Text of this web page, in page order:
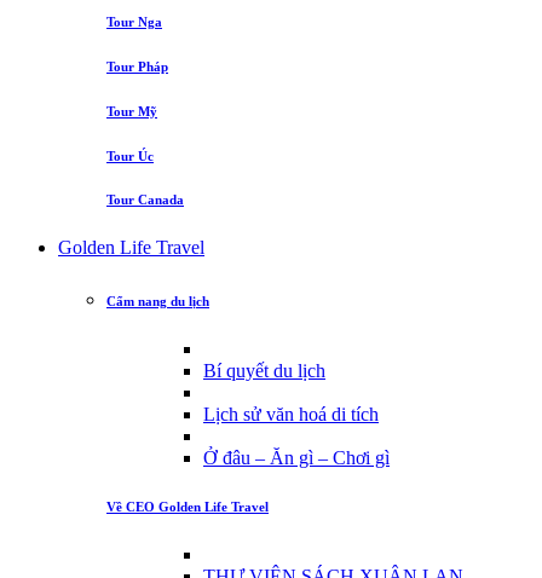
Tour Nga
Tour Pháp
Tour Mỹ
Tour Úc
Tour Canada
Golden Life Travel
Cẩm nang du lịch
Bí quyết du lịch
Lịch sử văn hoá di tích
Ở đâu – Ăn gì – Chơi gì
Về CEO Golden Life Travel